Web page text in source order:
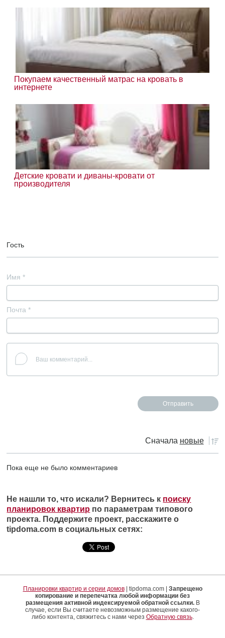
Покупаем качественный матрас на кровать в
интернете
Детские кровати и диваны-кровати от
производителя
Гость
Имя *
Почта *
Сначала новые
Пока еще не было комментариев
Не нашли то, что искали? Вернитесь к поиску
планировок квартир по параметрам типового
проекта. Поддержите проект, расскажите о
tipdoma.com в социальных сетях:
Планировки квартир и серии домов| tipdoma.com | Запрещено
копирование и перепечатка любой информации без
размещения активной индексируемой обратной ссылки.В
случае, если Вы считаете невозможным размещение какого-
либо контента, свяжитесь с нами через Обратную связь.